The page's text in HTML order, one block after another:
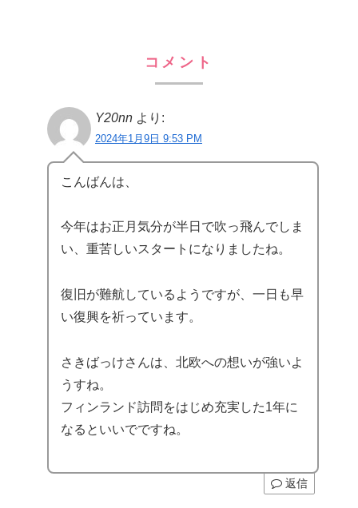
コメント
Y20nn より:
2024年1月9日 9:53 PM
こんばんは、
今年はお正月気分が半日で吹っ飛んでしま
い、重苦しいスタートになりましたね。
復旧が難航しているようですが、一日も早
い復興を祈っています。
さきばっけさんは、北欧への想いが強いよ
うすね。
フィンランド訪問をはじめ充実した1年に
なるといいでですね。
返信